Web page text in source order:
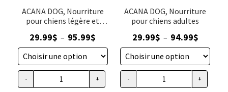
ACANA DOG, Nourriture
pour chiens légère et
29.99$ – 95.99$
de
prix :
29.99$
à
quantité de ACANA DOG, Nourriture pour chiens légère et
- +
ACANA DOG, Nourriture
pour chiens adultes
29.99$ – 94.99$Plage
de
prix :
29.99$
à
quantité de ACANA DOG,
- +